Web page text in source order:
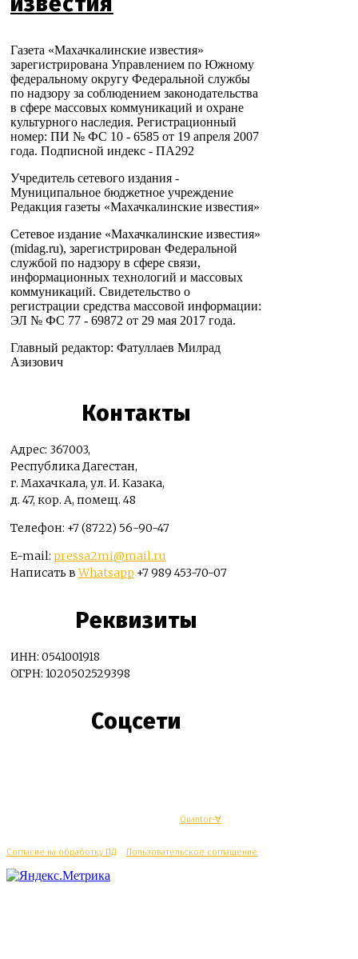
Газета «Махачкалинские известия»
зарегистрирована Управлением по Южному
федеральному округу Федеральной службы
по надзору за соблюдением законодательства
в сфере массовых коммуникаций и охране
культурного наследия. Регистрационный
номер: ПИ № ФС 10 - 6585 от 19 апреля 2007
года. Подписной индекс - ПА292
Учредитель сетевого издания -
Муниципальное бюджетное учреждение
Редакция газеты «Махачкалинские известия»
Сетевое издание «Махачкалинские известия»
(midag.ru), зарегистрирован Федеральной
службой по надзору в сфере связи,
информационных технологий и массовых
коммуникаций. Свидетельство о
регистрации средства массовой информации:
ЭЛ № ФС 77 - 69872 от 29 мая 2017 года.
Главный редактор: Фатуллаев Милрад
Азизович
Контакты
Адрес: 367003,
Республика Дагестан,
г. Махачкала, ул. И. Казака,
д. 47, кор. А, помещ. 48
Телефон: +7 (8722) 56-90-47
E-mail: pressa2mi@mail.ru
Написать вWhatsapp +7 989 453-70-07
Реквизиты
ИНН: 0541001918
ОГРН: 1020502529398
Соцсети
Quantor-∀
Согласие на обработку ПД Пользовательское соглашение